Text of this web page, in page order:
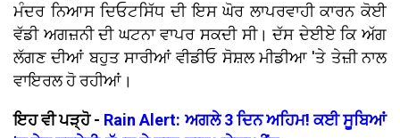
ਮੰਦਰ ਨਿਆਸ ਦਿਓਟਸਿੱਧ ਦੀ ਇਸ ਘੋਰ ਲਾਪਰਵਾਹੀ ਕਾਰਨ ਕੋਈ
ਵੱਡੀ ਅਗਜ਼ਨੀ ਦੀ ਘਟਨਾ ਵਾਪਰ ਸਕਦੀ ਸੀ। ਦੱਸ ਦੇਈਏ ਕਿ ਅੱਗ
ਲੱਗਣ ਦੀਆਂ ਬਹੁਤ ਸਾਰੀਆਂ ਵੀਡੀਓ ਸੋਸ਼ਲ ਮੀਡੀਆ 'ਤੇ ਤੇਜ਼ੀ ਨਾਲ
ਵਾਇਰਲ ਹੋ ਰਹੀਆਂ।
ਇਹ ਵੀ ਪੜ੍ਹੋ - Rain Alert: ਅਗਲੇ 3 ਦਿਨ ਅਹਿਮ! ਕਈ ਸੂਬਿਆਂ